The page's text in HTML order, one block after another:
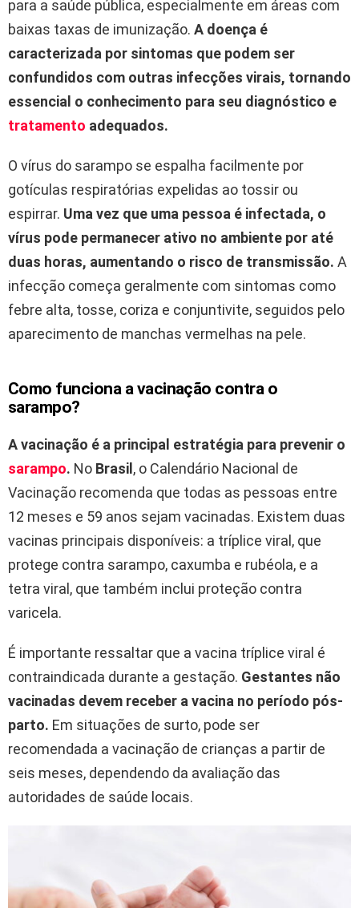
para a saúde pública, especialmente em áreas com
baixas taxas de imunização. A doença é
caracterizada por sintomas que podem ser
confundidos com outras infecções virais, tornando
essencial o conhecimento para seu diagnóstico e
tratamento adequados.
O vírus do sarampo se espalha facilmente por
gotículas respiratórias expelidas ao tossir ou
espirrar. Uma vez que uma pessoa é infectada, o
vírus pode permanecer ativo no ambiente por até
duas horas, aumentando o risco de transmissão. A
infecção começa geralmente com sintomas como
febre alta, tosse, coriza e conjuntivite, seguidos pelo
aparecimento de manchas vermelhas na pele.
Como funciona a vacinação contra o
sarampo?
A vacinação é a principal estratégia para prevenir o
sarampo. No Brasil , o Calendário Nacional de
Vacinação recomenda que todas as pessoas entre
12 meses e 59 anos sejam vacinadas. Existem duas
vacinas principais disponíveis: a tríplice viral, que
protege contra sarampo, caxumba e rubéola, e a
tetra viral, que também inclui proteção contra
varicela.
É importante ressaltar que a vacina tríplice viral é
contraindicada durante a gestação. Gestantes não
vacinadas devem receber a vacina no período pós-
parto. Em situações de surto, pode ser
recomendada a vacinação de crianças a partir de
seis meses, dependendo da avaliação das
autoridades de saúde locais.